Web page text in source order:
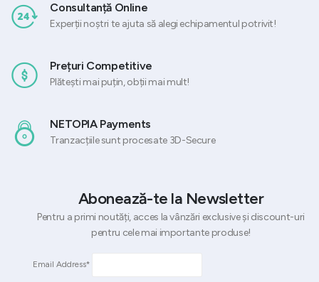
Consultanță Online
Experții noștri te ajuta să alegi echipamentul potrivit!
Prețuri Competitive
Plătești mai puțin, obții mai mult!
NETOPIA Payments
Tranzacțiile sunt procesate 3D-Secure
Abonează-te la Newsletter
Pentru a primi noutăți, acces la vânzări exclusive și discount-uri
pentru cele mai importante produse!
Email Address*